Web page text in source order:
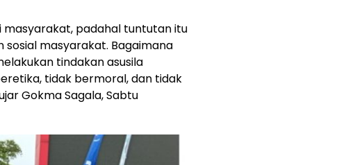
masyarakat, padahal tuntutan itu
masyarakat. Bagaimana
tindakan asusila
tidak bermoral, dan tidak
Gokma Sagala, Sabtu